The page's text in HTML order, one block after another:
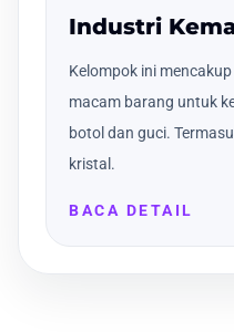
Industri
Kelompok ini
macam barang untuk
botol dan guci.
kristal.
BACA DETAIL